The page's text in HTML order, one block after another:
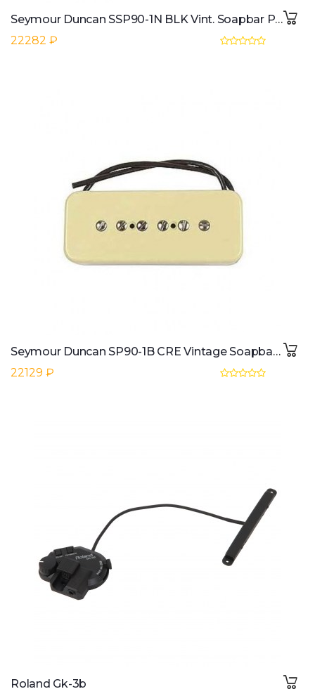
Seymour Duncan SSP90-1N BLK Vint. Soapbar P90 Neck black 2-phase
22282 ₽
Seymour Duncan SP90-1B CRE Vintage Soapbar Creme Bridge P90
22129 ₽
Roland Gk-3b